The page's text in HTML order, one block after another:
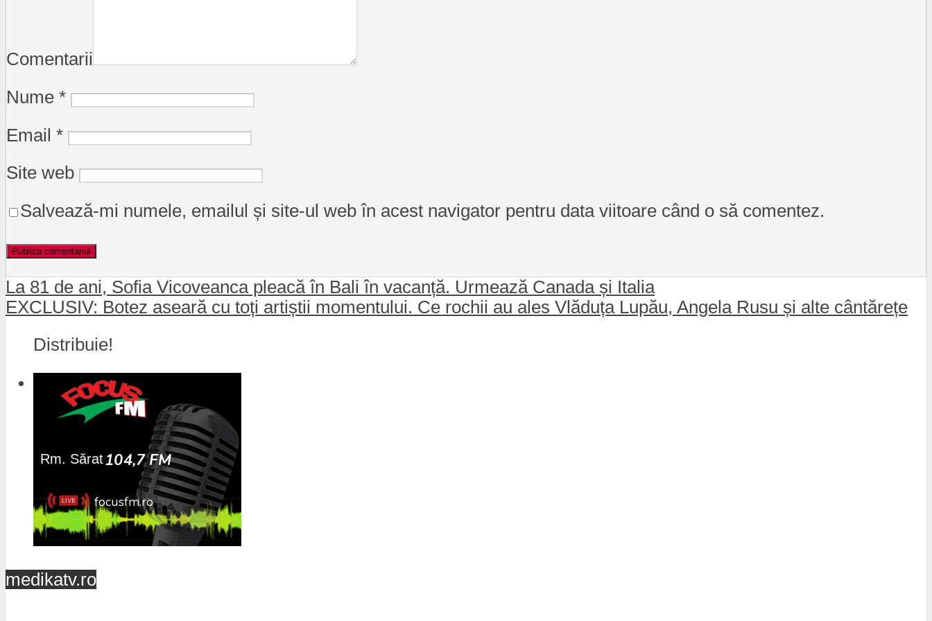
Comentarii
Nume *
Email *
Site web
Salvează-mi numele, emailul și site-ul web în acest navigator pentru data viitoare când o să comentez.
La 81 de ani, Sofia Vicoveanca pleacă în Bali în vacanță. Urmează Canada și Italia
EXCLUSIV: Botez aseară cu toți artiștii momentului. Ce rochii au ales Vlăduța Lupău, Angela Rusu și alte cântărețe
Distribuie!
medikatv.ro